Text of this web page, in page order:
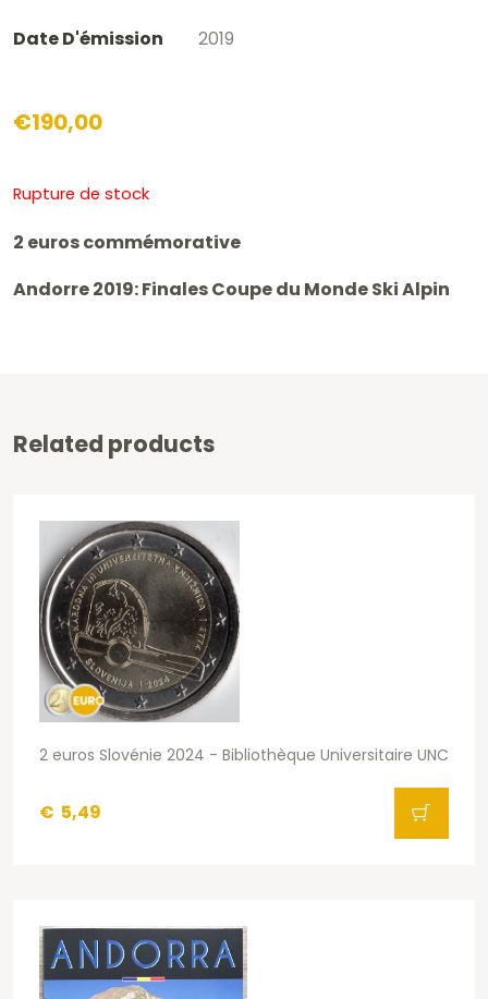
Date D'émission 2019
€190,00
Rupture de stock
2 euros commémorative
Andorre 2019: Finales Coupe du Monde Ski Alpin
Related products
2 euros Slovénie 2024 - Bibliothèque Universitaire UNC
€ 5,49